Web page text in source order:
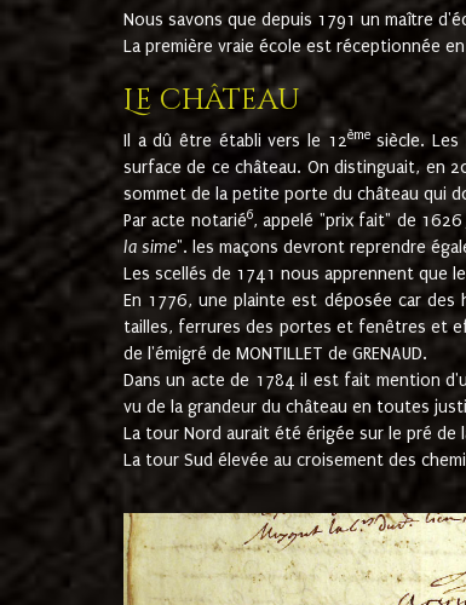
Nous savons que depuis 1791 un maître
La première vraie école est réceptionnée
Le château
Il a dû être établi vers le 12èmesiècle. Les
surface de ce château. On distinguait, en
sommet de la petite porte du château qui
Par acte notarié6, appelé "prix fait" de 1626
la sime". les maçons devront reprendre
Les scellés de 1741 nous apprennent que
En 1776, une plainte est déposée car
tailles, ferrures des portes et fenêtres et
de l'émigré de MONTILLET de GRENAUD.
Dans un acte de 1784 il est fait mention
vu de la grandeur du château en toutes
La tour Nord aurait été érigée sur le pré de
La tour Sud élevée au croisement des